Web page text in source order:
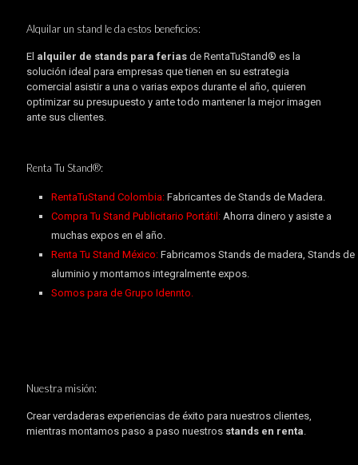
Alquilar un stand le da estos beneficios:
El alquiler de stands para ferias de RentaTuStand® es la
solución ideal para empresas que tienen en su estrategia
comercial asistir a una o varias expos durante el año, quieren
optimizar su presupuesto y ante todo mantener la mejor imagen
ante sus clientes.
Renta Tu Stand®:
RentaTuStand Colombia: Fabricantes de Stands de Madera.
Compra Tu Stand Publicitario Portátil:Ahorra dinero y asiste a
muchas expos en el año.
Renta Tu Stand México:Fabricamos Stands de madera, Stands de
aluminio y montamos integralmente expos.
Somos para de Grupo Idennto.
Nuestra misión:
Crear verdaderas experiencias de éxito para nuestros clientes,
mientras montamos paso a paso nuestros stands en renta.